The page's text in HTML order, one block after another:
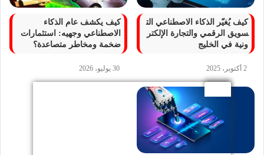
كيف يُغيّر الذكاء الاصطناعي الت
سويق الرقمي والتجارة الإلكتر
ونية في الخليج
2 أكتوبر، 2025
كيف يكشف عام الذكاء
الاصطناعي وجهيه: استثمارات
ضخمة ومخاطر متصاعدة؟
30 يوليو، 2026